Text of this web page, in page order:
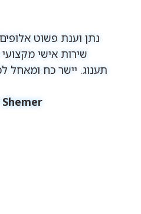
נתן וענת פשוט
שירות אישי
תענוג. יישר כח ומאחל